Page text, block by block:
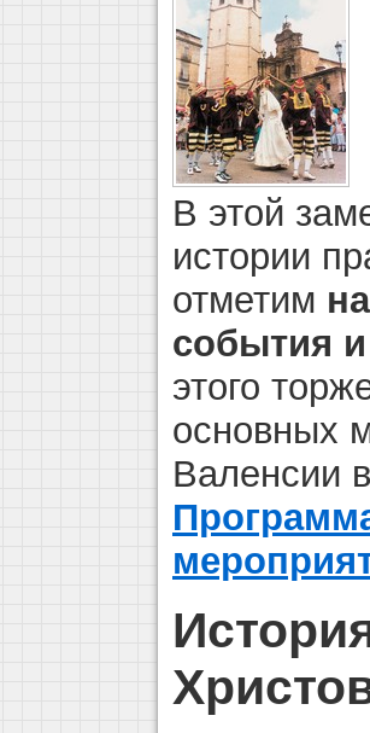
В этой
истории
отметим
события
этого
основных
Валенсии